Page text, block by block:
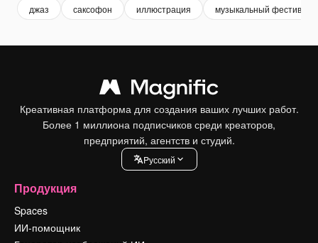
джаз саксофон иллюстрация музыкальный фестиваль
Креативная платформа для создания ваших лучших работ.
Более 1 миллиона подписчиков среди креаторов,
предприятий, агентств и студий.
Pусский
Продукция
Spaces
ИИ-помощник